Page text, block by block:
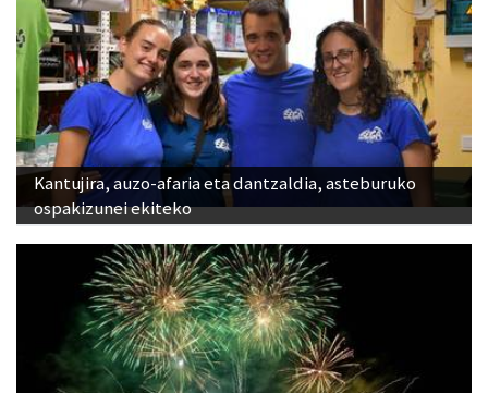
Kantujira, auzo-afaria eta dantzaldia, asteburuko
ospakizunei ekiteko